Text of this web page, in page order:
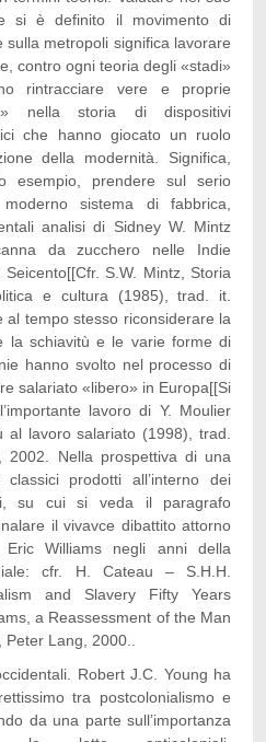
si è definito il movimento di
sulla metropoli significa lavorare
contro ogni teoria degli «stadi»
rintracciare vere e proprie
nella storia di dispositivi
che hanno giocato un ruolo
della modernità. Significa,
esempio, prendere sul serio
sistema di fabbrica,
analisi di Sidney W. Mintz
da zucchero nelle Indie
S.W. Mintz, Storia
e cultura (1985), trad. it.
al tempo stesso riconsiderare la
la schiavitù e le varie forme di
hanno svolto nel processo di
salariato «libero» in Europa[[Si
lavoro di Y. Moulier
al lavoro salariato (1998), trad.
2002. Nella prospettiva di una
prodotti all’interno dei
su cui si veda il paragrafo
il vivavce dibattito attorno
Williams negli anni della
cfr. H. Cateau – S.H.H.
and Slavery Fifty Years
a Reassessment of the Man
Lang, 2000..
Robert J.C. Young ha
tra postcolonialismo e
da una parte sull’importanza